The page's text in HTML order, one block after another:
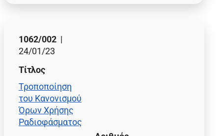
1062/002 |
24/01/23
Τίτλος
Τροποποίηση
του Κανονισμού
Όρων Χρήσης
Ραδιοφάσματος